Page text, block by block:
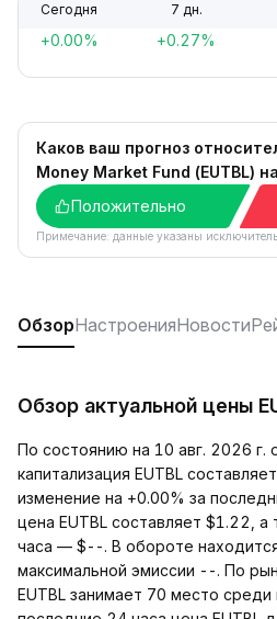
Сегодня 7 дн.
+0.00% +0.27%
Каков ваш прогноз
Money Market Fund (EUTBL)
Положительно
Примечание: данные указаны
ОбзорНастроенияНовости
Обзор актуальной цены
По состоянию на 10 авг. 2026 г.
капитализация EUTBL
изменение на +0.00% за
цена EUTBL составляет $1.22,
часа — $--. В обороте
максимальной эмиссии --. По
EUTBL занимает 70 место среди